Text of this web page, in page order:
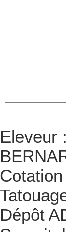
Eleveur
Dépôt